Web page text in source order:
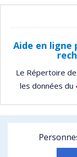
Aide en
Le Répertoire
les données du